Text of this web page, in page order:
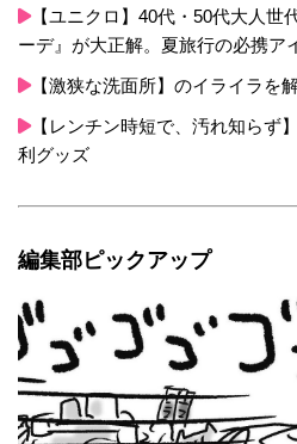
【ユニクロ】40代・50代大人世
ーデ』が大正解。夏旅行の必携ア
【激狭な洗面所】のイライラを
【レンチン時短で、汚れ知らず
利グッズ
編集部ピックアップ